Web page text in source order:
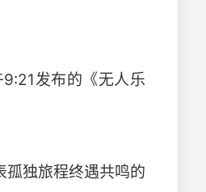
发布的《无人乐
孤独旅程终遇共鸣的